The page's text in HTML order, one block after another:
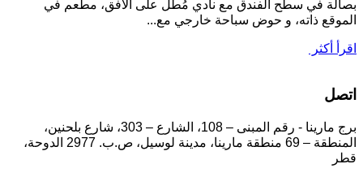
بصالة في سطح الفندق مع نادي مُطل على الأفق، مطعم في
الموقع ذاته، و حوض سباحة خارجي مع...
اقرأ أكثر
اتصل
برج مارينا - رقم المبنى – 108، الشارع – 303، شارع بلحنين،
المنطقة – 69 منطقة مارينا، مدينة لوسيل، ص.ب. 2977 الدوحة،
قطر